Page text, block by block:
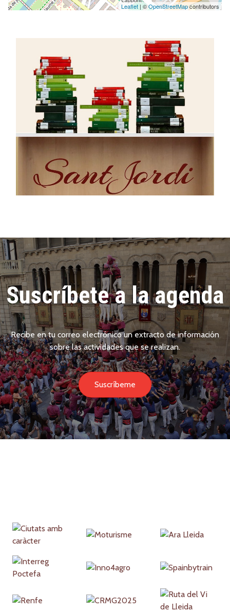
Leaflet | ©OpenStreetMapcontributors
Suscríbete a la agenda
Recibe en tu correo electrónico un extracto de información
sobre las actividades que se realizan.
Suscríbeme
Partners